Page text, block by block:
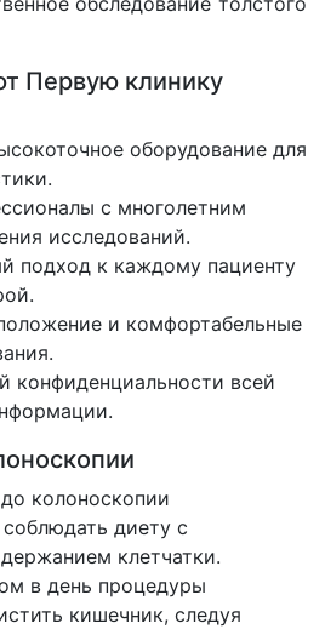
Первую клинику
оборудование для
с многолетним
исследований.
подход к каждому пациенту
и комфортабельные
конфиденциальности всей
колоноскопии
диету с
клетчатки.
в день процедуры
кишечник, следуя